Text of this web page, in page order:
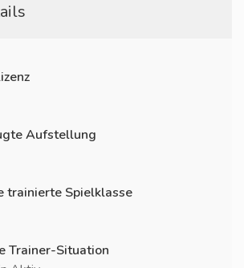
Aufstellung
trainierte Spielklasse
Trainer-Situation